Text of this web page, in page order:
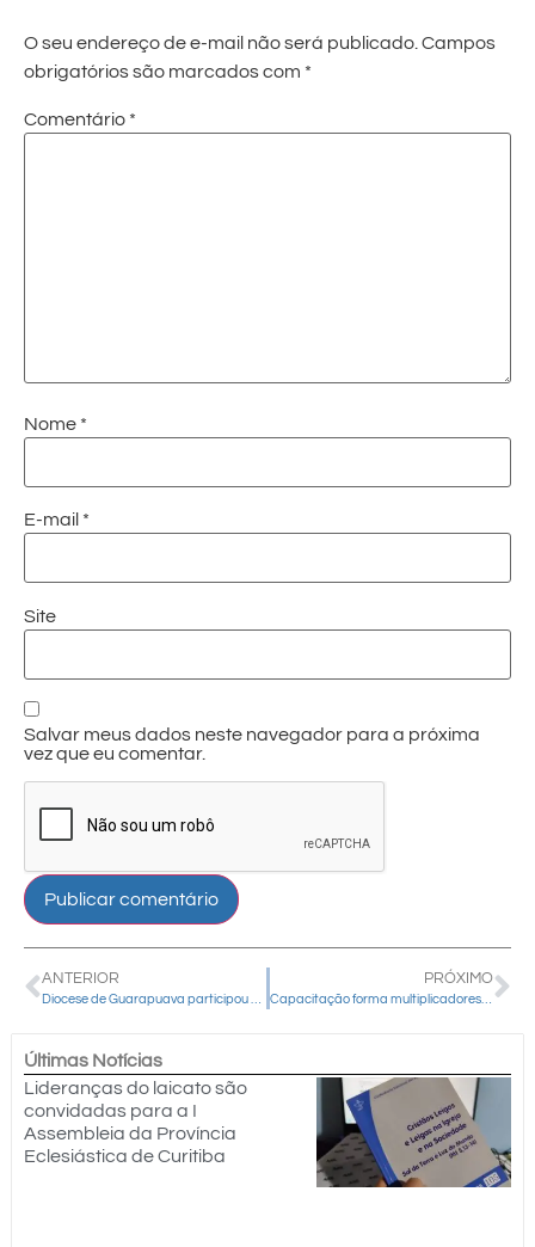
O seu endereço de e-mail não será publicado. Campos
obrigatórios são marcados com *
Comentário *
Nome *
E-mail *
Site
Salvar meus dados neste navegador para a próxima
vez que eu comentar.
ANTERIOR PRÓXIMO
Capacitação forma multiplicadores da Pastoral da Criança em Guarapuava
Últimas Notícias
Lideranças do laicato são
convidadas para a I
Assembleia da Província
Eclesiástica de Curitiba